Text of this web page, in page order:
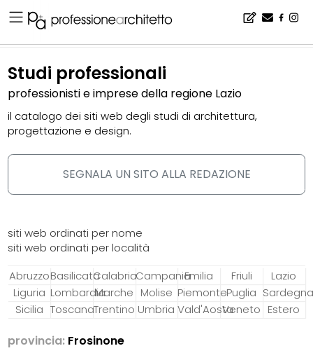
Studi professionali
professionisti e imprese della regione Lazio
il catalogo dei siti web degli studi di architettura,
progettazione e design.
SEGNALA UN SITO ALLA REDAZIONE
siti web ordinati per nome
siti web ordinati per località
AbruzzoBasilicataCalabriaCampaniaEmilia Friuli
Lazio
Liguria LombardiaMarche Molise PiemontePuglia Sardegna
Sicilia ToscanaTrentino Umbria Vald'AostaVeneto Estero
provincia: Frosinone